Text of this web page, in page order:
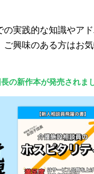
の実践的な知識やア
ご興味のある方はお
の新作本が発売されま